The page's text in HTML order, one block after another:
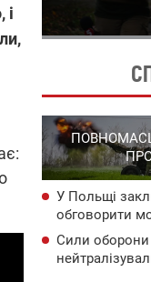
і
У Польщі
обговорити
російські
Сили оборони